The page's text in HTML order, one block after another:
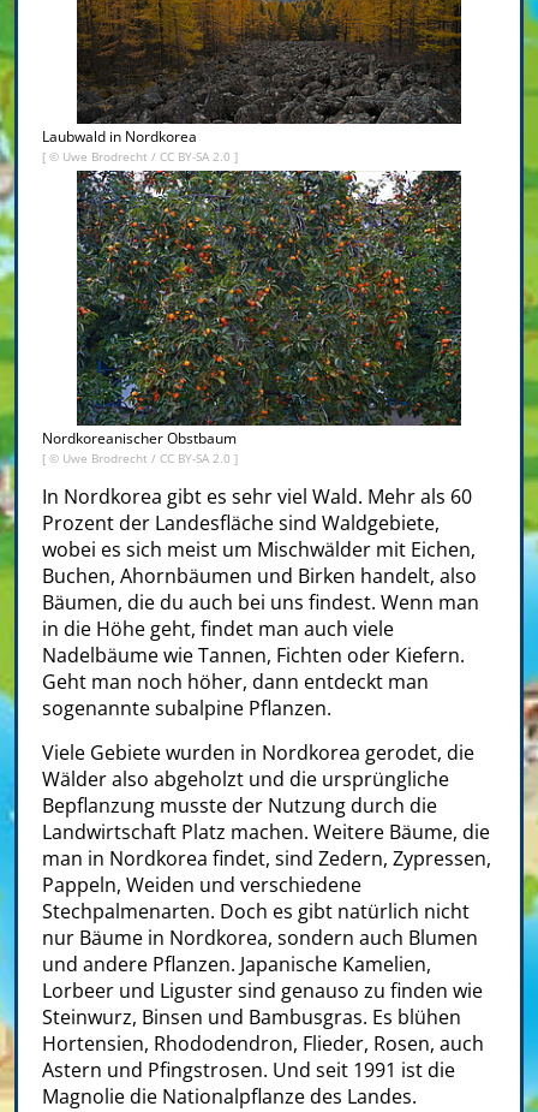
Laubwald in Nordkorea
[ © Uwe Brodrecht / CC BY-SA 2.0 ]
Nordkoreanischer Obstbaum
[ © Uwe Brodrecht / CC BY-SA 2.0 ]
In Nordkorea gibt es sehr viel Wald. Mehr als 60
Prozent der Landesfläche sind Waldgebiete,
wobei es sich meist um Mischwälder mit Eichen,
Buchen, Ahornbäumen und Birken handelt, also
Bäumen, die du auch bei uns findest. Wenn man
in die Höhe geht, findet man auch viele
Nadelbäume wie Tannen, Fichten oder Kiefern.
Geht man noch höher, dann entdeckt man
sogenannte subalpine Pflanzen.
Viele Gebiete wurden in Nordkorea gerodet, die
Wälder also abgeholzt und die ursprüngliche
Bepflanzung musste der Nutzung durch die
Landwirtschaft Platz machen. Weitere Bäume, die
man in Nordkorea findet, sind Zedern, Zypressen,
Pappeln, Weiden und verschiedene
Stechpalmenarten. Doch es gibt natürlich nicht
nur Bäume in Nordkorea, sondern auch Blumen
und andere Pflanzen. Japanische Kamelien,
Lorbeer und Liguster sind genauso zu finden wie
Steinwurz, Binsen und Bambusgras. Es blühen
Hortensien, Rhododendron, Flieder, Rosen, auch
Astern und Pfingstrosen. Und seit 1991 ist die
Magnolie die Nationalpflanze des Landes.